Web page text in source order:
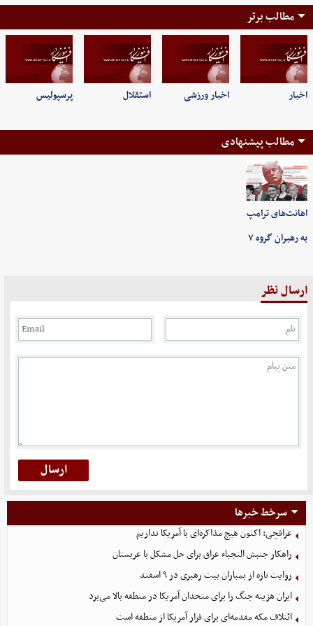
مطالب برتر
اخبار اخبار ورزشی استقلال پرسپولیس
مطالب پیشنهادی
اهانت‌های ترامپ
به رهبران گروه ۷
ارسال نظر
سرخط خبرها
عراقچی: اکنون هیچ مذاکره‌ای با آمریکا نداریم
راهکار جنبش النجباء عراق برای حل مشکل با عربستان
روایت تازه از بمباران بیت رهبری در ۹ اسفند
ایران هزینه جنگ را برای متحدان آمریکا در منطقه بالا می‌برد
ائتلاف مکه مقدمه‌ای برای فرار آمریکا از منطقه است